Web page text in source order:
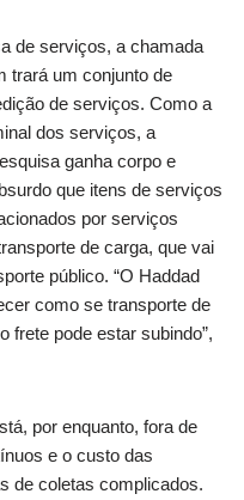
de serviços, a chamada
trará um conjunto de
de serviços. Como a
dos serviços, a
ganha corpo e
que itens de serviços
por serviços
de carga, que vai
público. “O Haddad
como se transporte de
frete pode estar subindo”,
por enquanto, fora de
e o custo das
de coletas complicados.